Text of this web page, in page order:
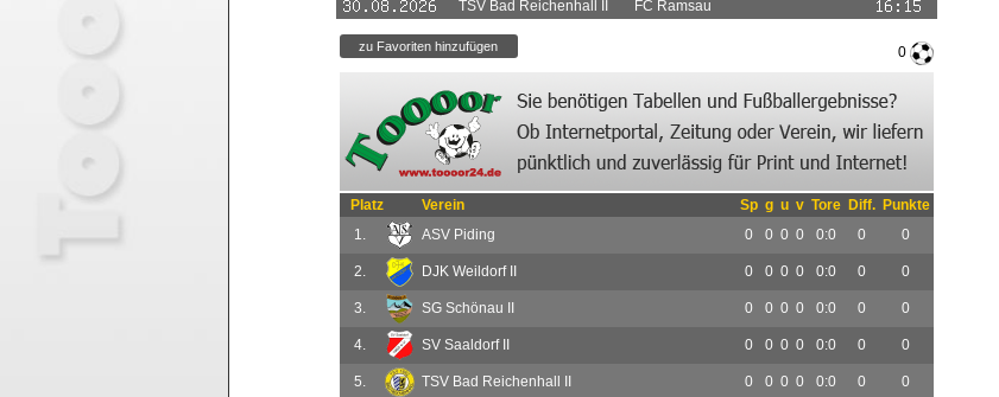
TSV Bad Reichenhall II
FC Ramsau
0
Platz Verein Sp g u v Tore Diff.
Punkte
1.
ASV Piding 0 0 0 0 0:0 0 0
2. DJK Weildorf II 0 0 0 0 0:0 0 0
3. SG Schönau II 0 0 0 0 0:0 0 0
4. SV Saaldorf II 0 0 0 0 0:0 0 0
5. TSV Bad Reichenhall II 0 0 0 0 0:0 0 0